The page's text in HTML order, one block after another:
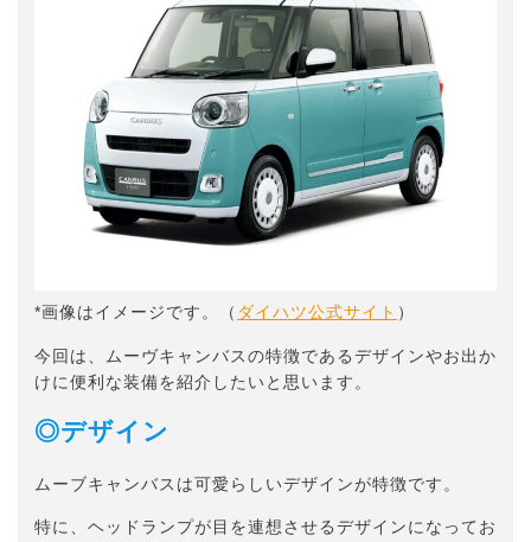
*画像はイメージです。（ ダイハツ公式サイト ）
今回は、ムーヴキャンバスの特徴であるデザインやお出か
けに便利な装備を紹介したいと思います。
◎デザイン
ムーブキャンバスは可愛らしいデザインが特徴です。
特に、ヘッドランプが目を連想させるデザインになってお